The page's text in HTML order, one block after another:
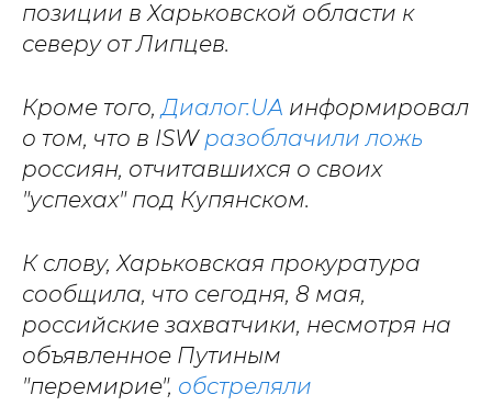
позиции в Харьковской области к
северу от Липцев.
Кроме того,Диалог.UA информировал
о том, что в ISW разоблачили ложь
россиян, отчитавшихся о своих
"успехах" под Купянском.
К слову, Харьковская прокуратура
сообщила, что сегодня, 8 мая,
российские захватчики, несмотря на
объявленное Путиным
"перемирие", обстреляли